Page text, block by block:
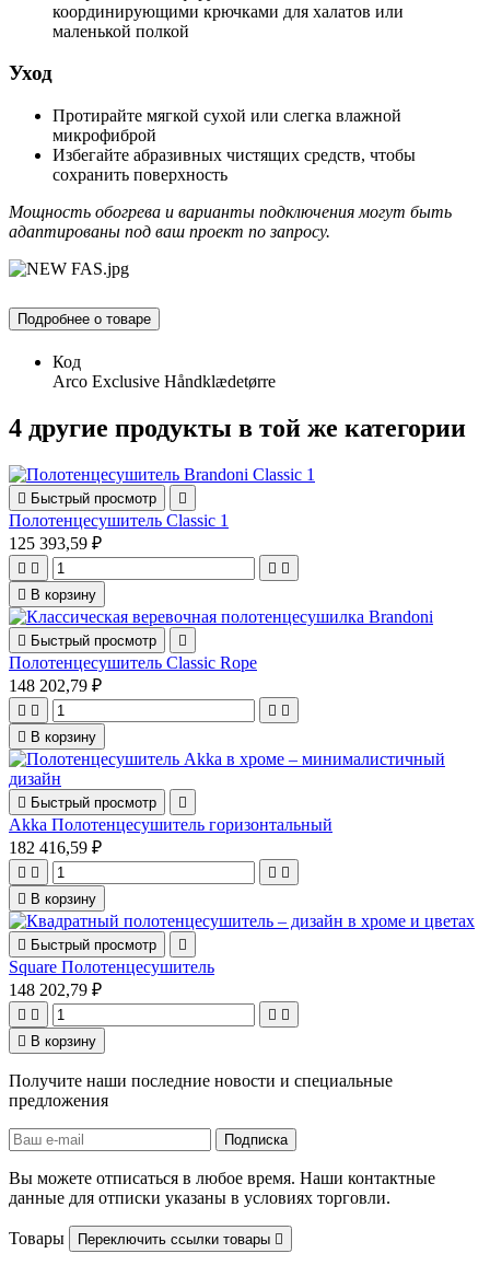
координирующими крючками для халатов или
маленькой полкой
Уход
Протирайте мягкой сухой или слегка влажной
микрофиброй
Избегайте абразивных чистящих средств, чтобы
сохранить поверхность
Мощность обогрева и варианты подключения могут быть
адаптированы под ваш проект по запросу.
Подробнее о товаре
Код
Arco Exclusive Håndklædetørre
4 другие продукты в той же категории
 Быстрый просмотр 
Полотенцесушитель Classic 1
125 393,59 ₽
   
 В корзину
 Быстрый просмотр 
Полотенцесушитель Classic Rope
148 202,79 ₽
   
 В корзину
 Быстрый просмотр 
Akka Полотенцесушитель горизонтальный
182 416,59 ₽
   
 В корзину
 Быстрый просмотр 
Square Полотенцесушитель
148 202,79 ₽
   
 В корзину
Получите наши последние новости и специальные
предложения
Вы можете отписаться в любое время. Наши контактные
данные для отписки указаны в условиях торговли.
Товары Переключить ссылки товары 